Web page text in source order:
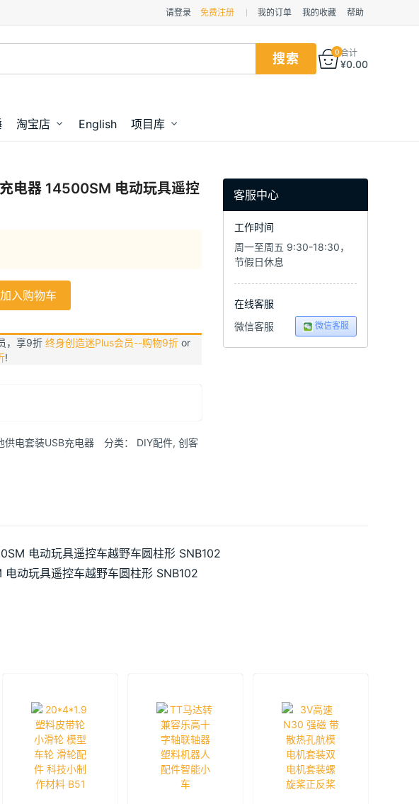
请登录 免费注册 我的订单 我的收藏 帮助
0合计
¥0.00
淘宝店 English 项目库
电器 14500SM 电动玩具遥控
加入购物车
，享9折 终身创造迷Plus会员--购物9折 or
!
电套装USB充电器 分类： DIY配件, 创客
客服中心
工作时间
周一至周五 9:30-18:30，
节假日休息
在线客服
微信客服
微信客服